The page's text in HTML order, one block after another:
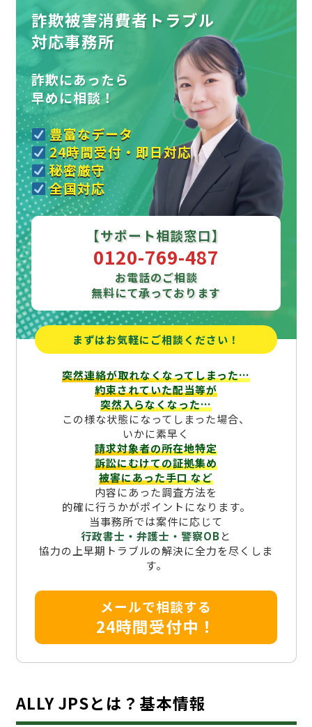
詐欺被害消費者トラブル
対応事務所
詐欺にあったら
早めに相談！
豊富なデータ
24時間受付・即日対応
秘密厳守
全国対応
【サポート相談窓口】
0120-769-487
お電話のご相談
無料にて承っております
まずはお気軽にご相談ください！
突然連絡が取れなくなってしまった…
約束されていた配当等が
突然入らなくなった…
この様な状態になってしまった場合、
いかに素早く
請求対象者の所在地特定
訴訟にむけての証拠集め
被害にあった手口など
内容にあった調査方法を
的確に行うかがポイントになります。
当事務所では案件に応じて
行政書士・弁護士・警察OBと
協力の上早期トラブルの解決に全力を尽くしま
す。
メールで相談する
24時間受付中！
ALLY JPSとは？基本情報